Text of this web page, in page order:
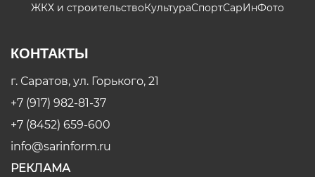
ЖКХ и строительствоКультураСпортСарИнФото
КОНТАКТЫ
г. Саратов, ул. Горького, 21
+7 (917) 982-81-37
+7 (8452) 659-600
info@sarinform.ru
РЕКЛАМА